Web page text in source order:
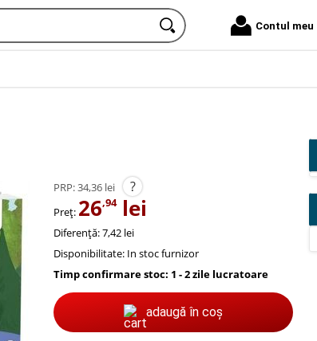
Contul meu
PRP:34,36 lei ?
Preț: 26,94lei
Diferență: 7,42 lei
Disponibilitate: In stoc furnizor
Timp confirmare stoc: 1 - 2 zile lucratoare
adaugă în coș